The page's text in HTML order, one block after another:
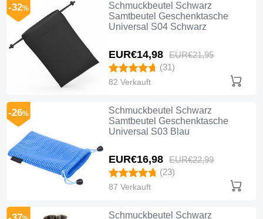
Schmuckbeutel Schwarz
Samtbeutel Geschenktasche
Universal S04 Schwarz
EUR€14,98 EUR€21,95
-32%
(31)
82 Verkauft
Schmuckbeutel Schwarz
Samtbeutel Geschenktasche
Universal S03 Blau
EUR€16,98 EUR€22,99
-26%
(23)
87 Verkauft
Schmuckbeutel Schwarz